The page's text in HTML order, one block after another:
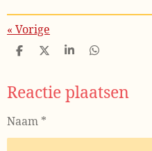
« Vorige
D
e
n
D
l
S
r
e
D
e
n
Reactie plaatsen
Naam *